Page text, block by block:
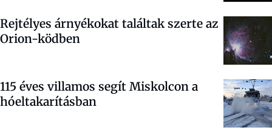
Rejtélyes árnyékokat találtak szerte az
Orion-ködben
115 éves villamos segít Miskolcon a
hóeltakarításban